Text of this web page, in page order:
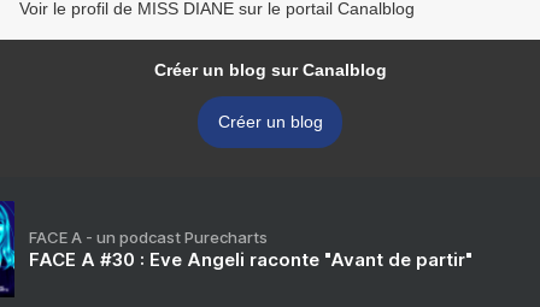
Voir le profil de MISS DIANE sur le portail Canalblog
Créer un blog sur Canalblog
Créer un blog
FACE A - un podcast Purecharts
FACE A #30 : Eve Angeli raconte "Avant de partir"